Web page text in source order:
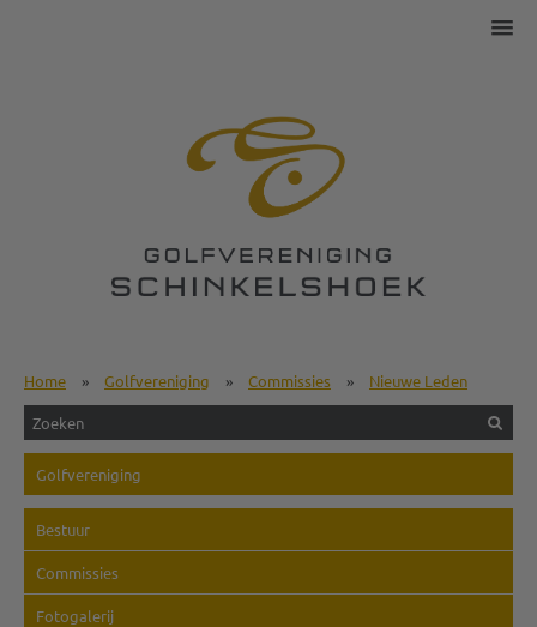
Home » Golfvereniging » Commissies » Nieuwe Leden
Golfvereniging
Bestuur
Commissies
Fotogalerij